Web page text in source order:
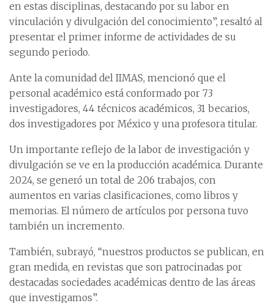
en estas disciplinas, destacando por su labor en
vinculación y divulgación del conocimiento”, resaltó al
presentar el primer informe de actividades de su
segundo periodo.
Ante la comunidad del IIMAS, mencionó que el
personal académico está conformado por 73
investigadores, 44 técnicos académicos, 31 becarios,
dos investigadores por México y una profesora titular.
Un importante reflejo de la labor de investigación y
divulgación se ve en la producción académica. Durante
2024, se generó un total de 206 trabajos, con
aumentos en varias clasificaciones, como libros y
memorias. El número de artículos por persona tuvo
también un incremento.
También, subrayó, “nuestros productos se publican, en
gran medida, en revistas que son patrocinadas por
destacadas sociedades académicas dentro de las áreas
que investigamos”.